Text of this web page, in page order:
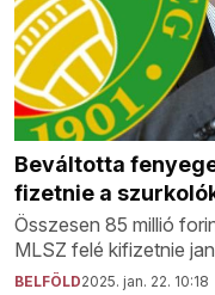
Beváltotta
fizetnie a
Összesen 85 millió
MLSZ felé kifizetnie
BELFÖLD2025. jan. 22. 10:18